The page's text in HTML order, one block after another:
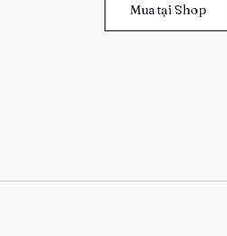
Mua tại Shop